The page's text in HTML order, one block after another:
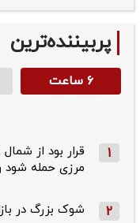
پربیننده‌ترین
۶ ساعت
1
قرار بود از
مرزی حمله شود
2 شوک بزرگ در